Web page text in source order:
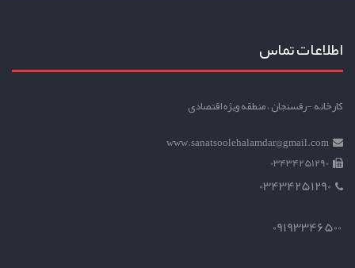
اطلاعات تماس
کارخانه -رفسنجان ، منطقه ویژه اقتصادی
www.sanatsoolehalamdar@gmail.com
03434251290
03434251290
09193346500